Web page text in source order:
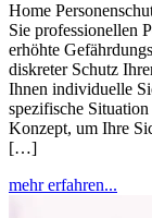
Home
Sie professionellen
erhöhte
diskreter Schutz
Ihnen individuelle
spezifische
Konzept, um Ihre
[…]
mehr erfahren...